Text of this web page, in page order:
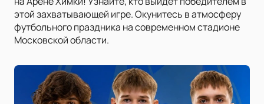
этой захватывающей игре. Окунитесь в атмосферу
футбольного праздника на современном стадионе
Московской области.